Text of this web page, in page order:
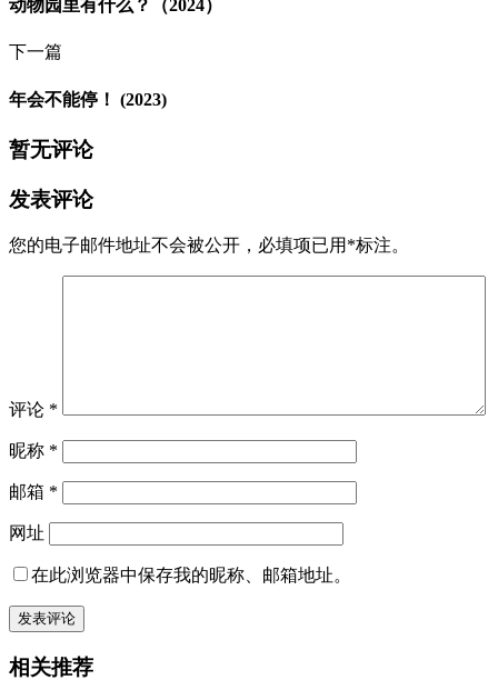
动物园里有什么？（2024）
下一篇
年会不能停！ (2023)
暂无评论
发表评论
您的电子邮件地址不会被公开， 必填项已用 *标注。
评论 *
昵称 *
邮箱 *
网址
在此浏览器中保存我的昵称、邮箱地址。
相关推荐